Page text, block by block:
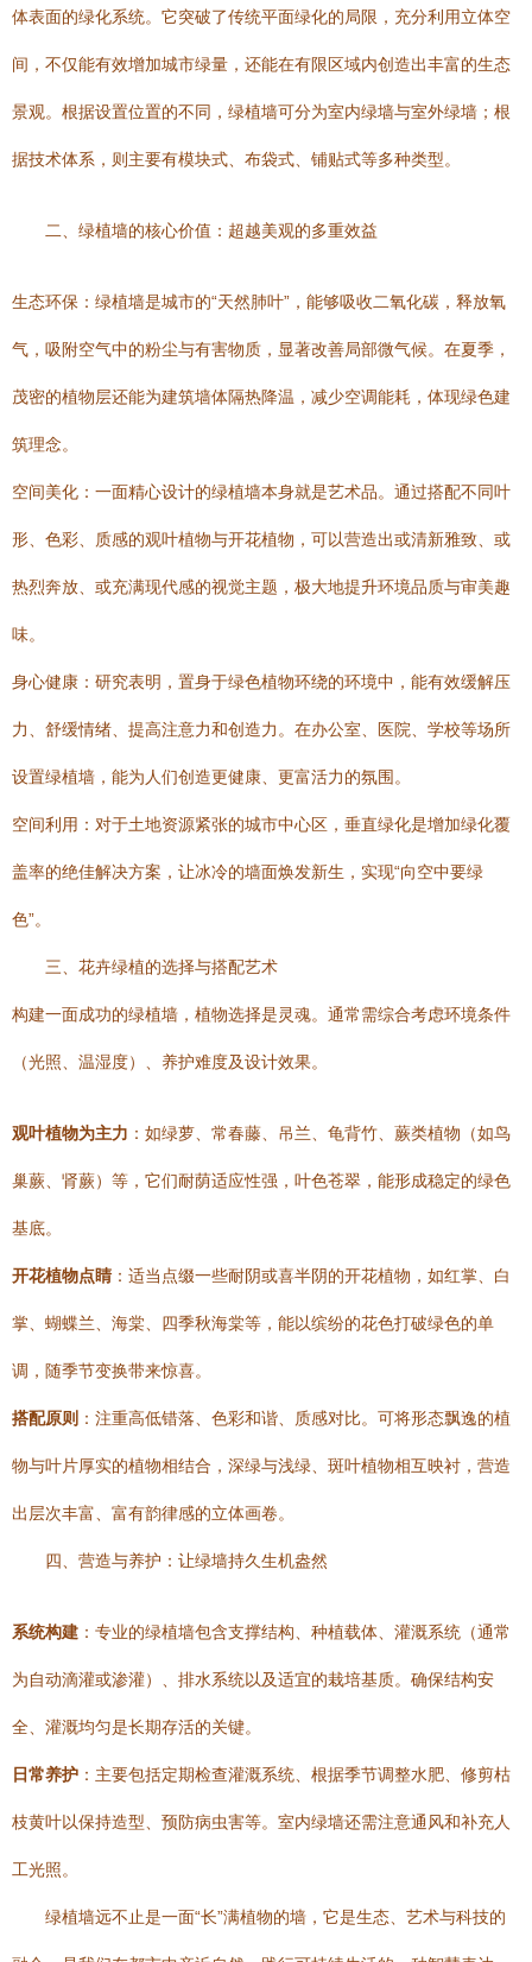
体表面的绿化系统。它突破了传统平面绿化的局限，充分利用立体空
间，不仅能有效增加城市绿量，还能在有限区域内创造出丰富的生态
景观。根据设置位置的不同，绿植墙可分为室内绿墙与室外绿墙；根
据技术体系，则主要有模块式、布袋式、铺贴式等多种类型。
二、绿植墙的核心价值：超越美观的多重效益
生态环保：绿植墙是城市的“天然肺叶”，能够吸收二氧化碳，释放氧
气，吸附空气中的粉尘与有害物质，显著改善局部微气候。在夏季，
茂密的植物层还能为建筑墙体隔热降温，减少空调能耗，体现绿色建
筑理念。
空间美化：一面精心设计的绿植墙本身就是艺术品。通过搭配不同叶
形、色彩、质感的观叶植物与开花植物，可以营造出或清新雅致、或
热烈奔放、或充满现代感的视觉主题，极大地提升环境品质与审美趣
味。
身心健康：研究表明，置身于绿色植物环绕的环境中，能有效缓解压
力、舒缓情绪、提高注意力和创造力。在办公室、医院、学校等场所
设置绿植墙，能为人们创造更健康、更富活力的氛围。
空间利用：对于土地资源紧张的城市中心区，垂直绿化是增加绿化覆
盖率的绝佳解决方案，让冰冷的墙面焕发新生，实现“向空中要绿
色”。
三、花卉绿植的选择与搭配艺术
构建一面成功的绿植墙，植物选择是灵魂。通常需综合考虑环境条件
（光照、温湿度）、养护难度及设计效果。
观叶植物为主力 ：如绿萝、常春藤、吊兰、龟背竹、蕨类植物（如鸟
巢蕨、肾蕨）等，它们耐荫适应性强，叶色苍翠，能形成稳定的绿色
基底。
开花植物点睛：适当点缀一些耐阴或喜半阴的开花植物，如红掌、白
掌、蝴蝶兰、海棠、四季秋海棠等，能以缤纷的花色打破绿色的单
调，随季节变换带来惊喜。
搭配原则 ：注重高低错落、色彩和谐、质感对比。可将形态飘逸的植
物与叶片厚实的植物相结合，深绿与浅绿、斑叶植物相互映衬，营造
出层次丰富、富有韵律感的立体画卷。
四、营造与养护：让绿墙持久生机盎然
系统构建 ：专业的绿植墙包含支撑结构、种植载体、灌溉系统（通常
为自动滴灌或渗灌）、排水系统以及适宜的栽培基质。确保结构安
全、灌溉均匀是长期存活的关键。
日常养护 ：主要包括定期检查灌溉系统、根据季节调整水肥、修剪枯
枝黄叶以保持造型、预防病虫害等。室内绿墙还需注意通风和补充人
工光照。
绿植墙远不止是一面“长”满植物的墙，它是生态、艺术与科技的